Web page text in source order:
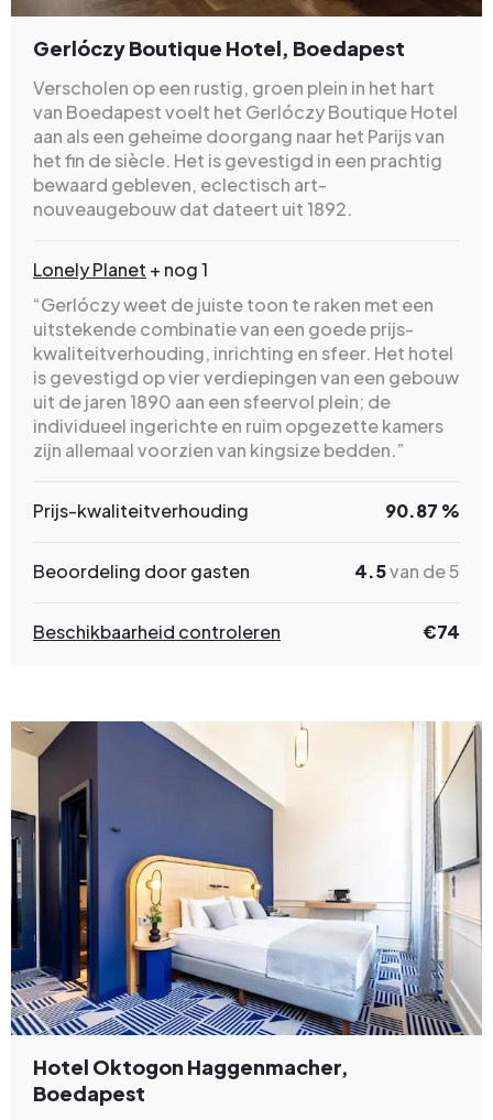
Gerlóczy Boutique Hotel, Boedapest
Verscholen op een rustig, groen plein in het hart
van Boedapest voelt het Gerlóczy Boutique Hotel
aan als een geheime doorgang naar het Parijs van
het fin de siècle. Het is gevestigd in een prachtig
bewaard gebleven, eclectisch art-
nouveaugebouw dat dateert uit 1892.
Lonely Planet + nog 1
“Gerlóczy weet de juiste toon te raken met een
uitstekende combinatie van een goede prijs-
kwaliteitverhouding, inrichting en sfeer. Het hotel
is gevestigd op vier verdiepingen van een gebouw
uit de jaren 1890 aan een sfeervol plein; de
individueel ingerichte en ruim opgezette kamers
zijn allemaal voorzien van kingsize bedden.”
Prijs-kwaliteitverhouding 90.87 %
Beoordeling door gasten 4.5van de 5
Beschikbaarheid controleren €74
Hotel Oktogon Haggenmacher,
Boedapest